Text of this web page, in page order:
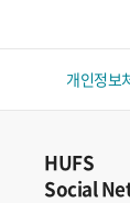
개인정보
HUFS
Social